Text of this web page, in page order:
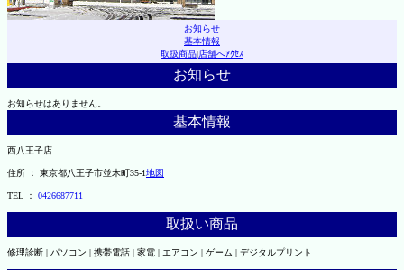
お知らせ
基本情報
取扱商品|店舗へｱｸｾｽ
お知らせ
お知らせはありません。
基本情報
西八王子店
住所 ： 東京都八王子市並木町35-1地図
TEL ： 0426687711
取扱い商品
修理診断 | パソコン | 携帯電話 | 家電 | エアコン | ゲーム | デジタルプリント